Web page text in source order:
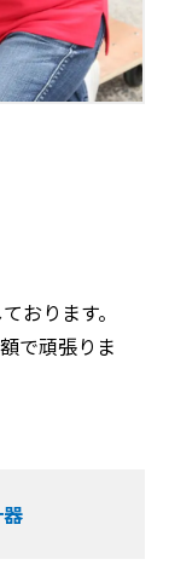
おります。
で頑張りま